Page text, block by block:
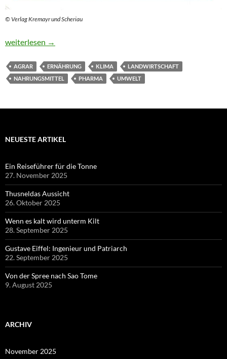
© Verlag Kremayr und Scheriau
Alles „bio“ – oder was?
weiterlesen →
AGRAR ERNÄHRUNG KLIMA
LANDWIRTSCHAFT
NAHRUNGSMITTEL
PHARMA UMWELT
NEUESTE ARTIKEL
Ein Reiseführer für die Tonne
27. November 2025
Thusneldas Aussicht
26. Oktober 2025
Wenn es kalt wird unterm Kilt
28. September 2025
Gustave Eiffel: Ingenieur und Patriarch
22. September 2025
Von der Spree nach Sao Tome
9. August 2025
ARCHIV
November 2025